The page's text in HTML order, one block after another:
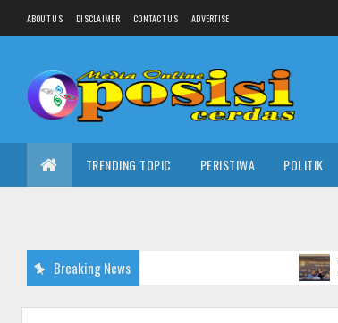
ABOUT US DISCLAIMER CONTACT US ADVERTISE
TRENDING TOPIC PERISTIWA POLITIK
Breaking News NASIONAL